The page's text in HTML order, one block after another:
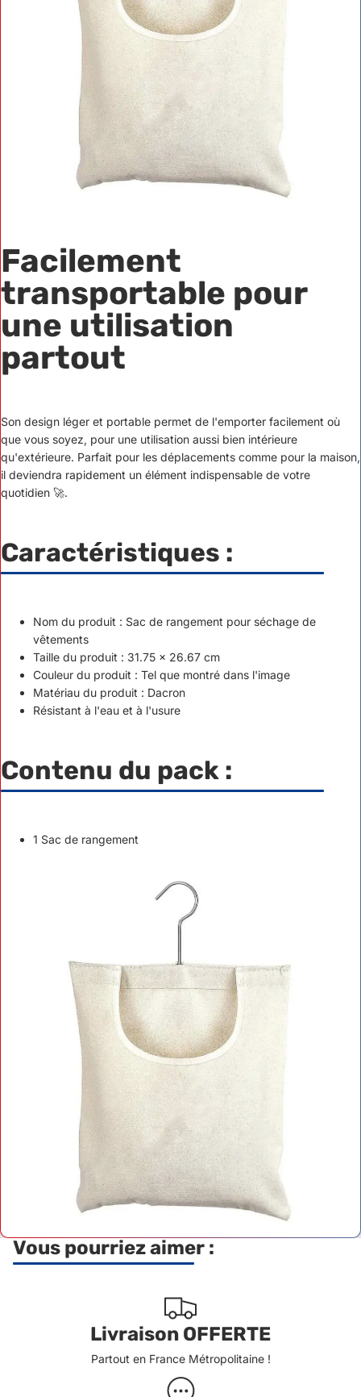
Facilement
transportable pour
une utilisation
partout
Son design léger et portable permet de l'emporter facilement où
que vous soyez, pour une utilisation aussi bien intérieure
qu'extérieure. Parfait pour les déplacements comme pour la maison,
il deviendra rapidement un élément indispensable de votre
quotidien 🚀.
Caractéristiques :
Nom du produit : Sac de rangement pour séchage de
vêtements
Taille du produit : 31.75 x 26.67 cm
Couleur du produit : Tel que montré dans l'image
Matériau du produit : Dacron
Résistant à l'eau et à l'usure
Contenu du pack :
1 Sac de rangement
Vous pourriez aimer :
Livraison OFFERTE
Partout en France Métropolitaine !